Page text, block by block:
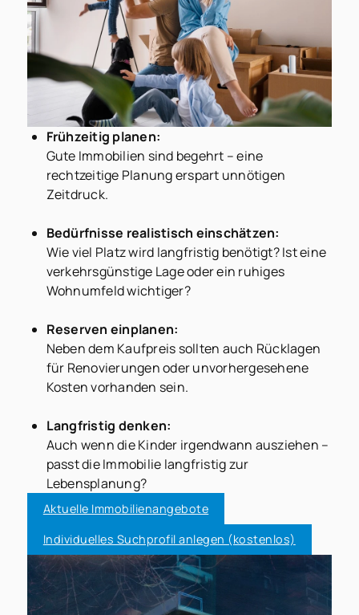
Frühzeitig planen:
Gute Immobilien sind begehrt – eine
rechtzeitige Planung erspart unnötigen
Zeitdruck.
Bedürfnisse realistisch einschätzen:
Wie viel Platz wird langfristig benötigt? Ist eine
verkehrsgünstige Lage oder ein ruhiges
Wohnumfeld wichtiger?
Reserven einplanen:
Neben dem Kaufpreis sollten auch Rücklagen
für Renovierungen oder unvorhergesehene
Kosten vorhanden sein.
Langfristig denken:
Auch wenn die Kinder irgendwann ausziehen –
passt die Immobilie langfristig zur
Lebensplanung?
Aktuelle Immobilienangebote
Individuelles Suchprofil anlegen (kostenlos)